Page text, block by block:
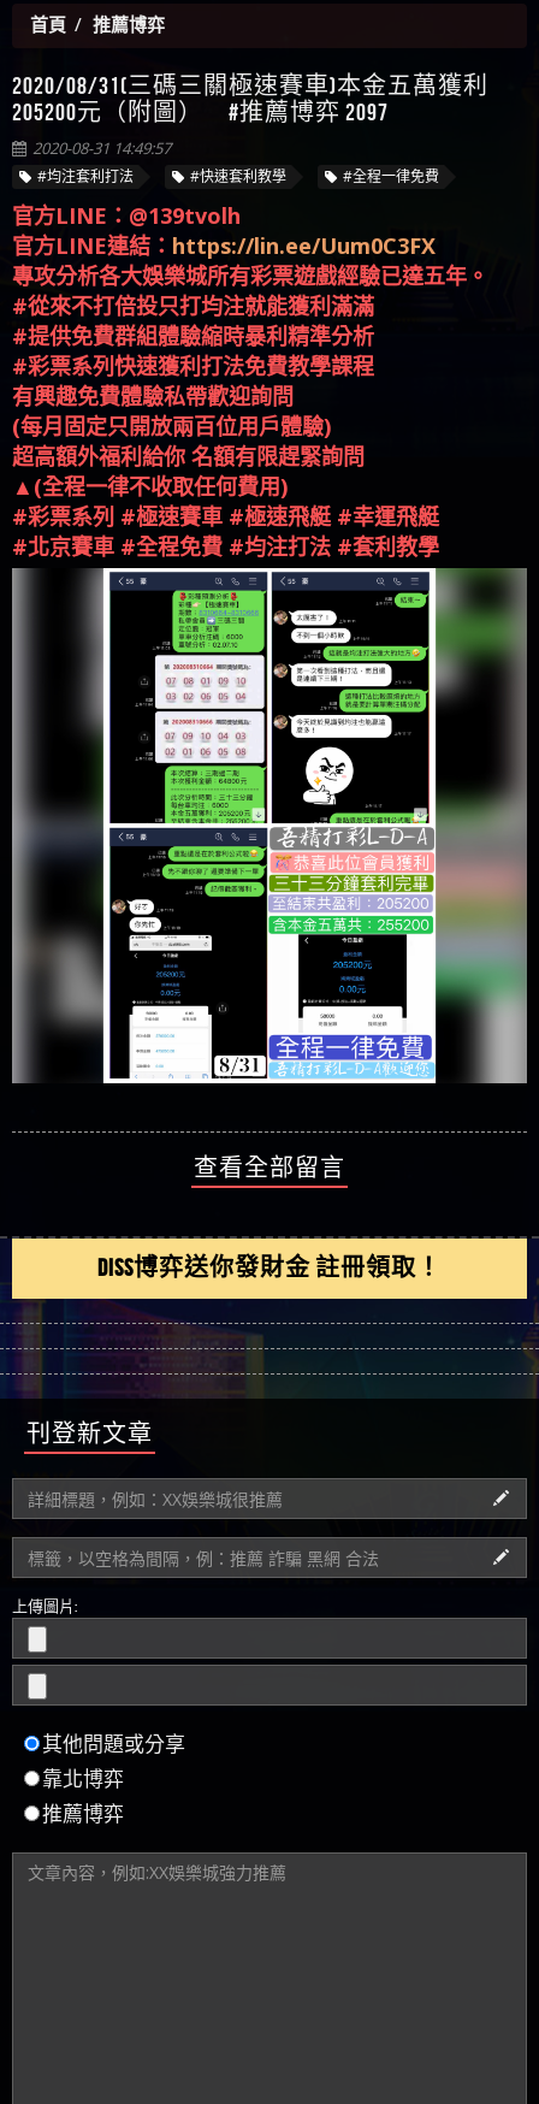
利回報被騙的家破人亡
【玩運彩】
【asd】唬爛不出金黑網垃圾平台
【蘇俊曄】所以會出金嗎現在也是一樣的狀況
【侯依揚】廢物喔
2020/08/31(三碼三關極速賽車)本金五萬獲利
205200元（附圖） #推薦博弈 2097
2020-08-31 14:49:57
#均注套利打法 #快速套利教學
官方LINE：@139tvolh
官方LINE連結：https://lin.ee/Uum0C3FX
專攻分析各大娛樂城所有彩票遊戲經驗已達五年。
#從來不打倍投只打均注就能獲利滿滿
#提供免費群組體驗縮時暴利精準分析
#彩票系列快速獲利打法免費教學課程
有興趣免費體驗私帶歡迎詢問
(每月固定只開放兩百位用戶體驗)
超高額外福利給你 名額有限趕緊詢問
▲(全程一律不收取任何費用)
#彩票系列 #極速賽車 #極速飛艇 #幸運飛艇
#北京賽車 #全程免費 #均注打法 #套利教學
DISS博弈送你發財金 註冊領取！
刊登新文章
上傳圖片:
其他問題或分享
靠北博弈
推薦博弈